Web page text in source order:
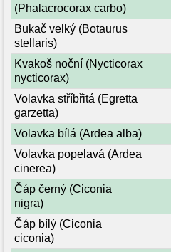
(Phalacrocorax carbo)
Bukač velký (Botaurus
stellaris)
Kvakoš noční (Nycticorax
nycticorax)
Volavka stříbřitá (Egretta
garzetta)
Volavka bílá (Ardea alba)
Volavka popelavá (Ardea
cinerea)
Čáp černý (Ciconia
nigra)
Čáp bílý (Ciconia
ciconia)